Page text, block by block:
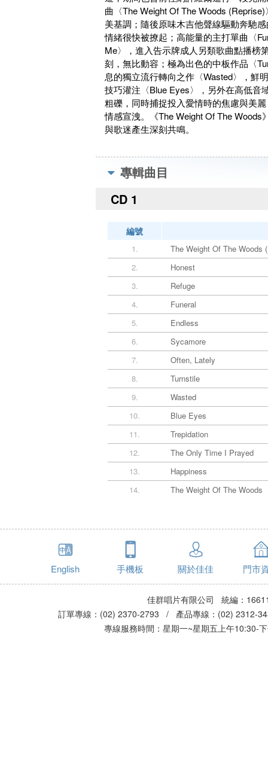
曲〈The Weight Of The Woods
美基調；隨後原味木吉他聲線驅動奔馳
情緒很快被撩起；高能量的主打單曲〈
Me〉，進入告示牌成人另類歌曲點播榜
刻，無比動容；極為出色的中板作品〈
息的獨立流行轉向之作〈Wasted〉，鮮
技巧灌注〈Blue Eyes〉，另外在高低音
粗礫，同時捕捉投入愛情時的焦慮與美
情感宣洩。《The Weight Of The
與歌迷產生深刻共鳴。
專輯曲目
CD 1
編號
1.
The Weight Of The Woods
2.
Honest
3.
Refuge
4.
Funeral
5.
Endless
6.
Sycamore
7.
Often, Lately
8.
Turnstile
9.
Wasted
10.
Blue Eyes
11.
Trepidation
12.
The Only Time I Prayed
13.
Happiness
14.
The Weight Of The Woods
English 手機板 關於佳佳 門市
佳群唱片有限公司 統編：
訂單專線：(02) 2370-2793 / 產品專線：(02)
專線服務時間：星期一~星期五上午10:30-